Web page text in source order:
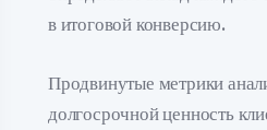
в итоговой конверсию.
Продвинутые метрики
долгосрочной ценность